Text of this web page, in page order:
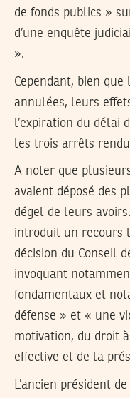
de fonds publics »
d’une enquête
».
Cependant, bien
annulées, leurs
l’expiration du délai
les trois arrêts
A noter que
avaient déposé des
dégel de leurs
introduit un recours
décision du Conseil
invoquant
fondamentaux et
défense » et « une
motivation, du droit
effective et de la
L’ancien président